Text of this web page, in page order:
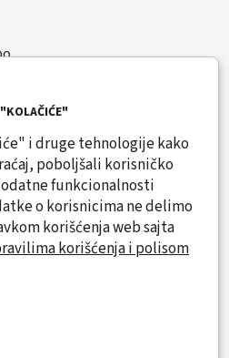
400 mA
i kratki spoj
proizvodi
i druge tehnologije kako
poboljšali korisničko
funkcionalnosti
o korisnicima ne delimo
korišćenja web sajta
korišćenja i polisom